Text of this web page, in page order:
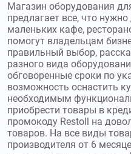
Магазин оборудования
предлагает все, что
маленьких кафе,
помогут владельцам
правильный выбор,
разного вида
обговоренные сроки по
возможность оснастить
необходимым
приобрести товары в
промокоду Restoll на
товаров. На все виды
производителя от 6